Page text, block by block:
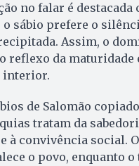
no falar é destacada
o sábio prefere o
Assim, o
reflexo da maturidade
interior.
de Salomão
tratam da
à convivência social.
o povo, enquanto